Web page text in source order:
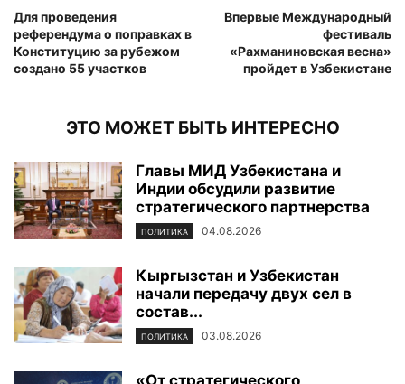
Для проведения
референдума о поправках в
Конституцию за рубежом
создано 55 участков
Впервые Международный
фестиваль
«Рахманиновская весна»
пройдет в Узбекистане
ЭТО МОЖЕТ БЫТЬ ИНТЕРЕСНО
Главы МИД Узбекистана и
Индии обсудили развитие
стратегического партнерства
ПОЛИТИКА 04.08.2026
Кыргызстан и Узбекистан
начали передачу двух сел в
состав...
ПОЛИТИКА 03.08.2026